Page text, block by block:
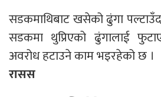
सडकमाथिबाट खसेको ढुंगा
सडकमा थुप्रिएको ढुंगालाई
अवरोध हटाउने काम भइरहेको छ ।
रासस